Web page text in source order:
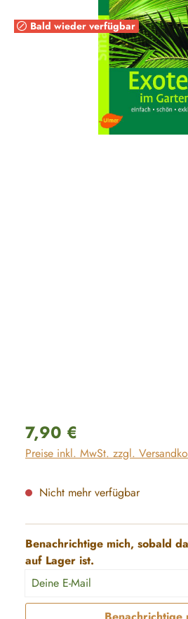
Bald wieder verfügbar
Regulärer Preis:
7,90 €
Preise inkl. MwSt. zzgl.
Nicht mehr verfügbar
Benachrichtige mich, sobald
auf Lager ist.
Deine E-Mail